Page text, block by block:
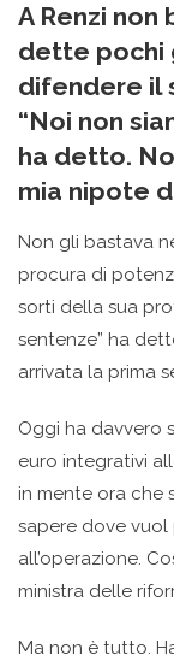
A Renzi
dette pochi
difendere il
“Noi non
ha detto.
mia nipote
Non gli bastava
procura di
sorti della sua
sentenze” ha
arrivata la prima
Oggi ha davvero
euro integrativi
in mente ora che
sapere dove vuol
all’operazione.
ministra delle
Ma non è tutto.